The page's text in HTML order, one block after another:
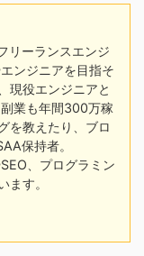
リーランスエンジ
ンジニアを目指そ
現役エンジニアと
業も年間300万稼
を教えたり、ブロ
保持者。
、プログラミン
ます。